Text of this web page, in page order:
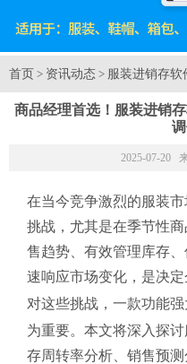
首页 > 资讯动态 > 服装进销存软
商品经理首选！服装进销
2025-07-20
在当今竞争激烈的服装
挑战，尤其是在季节性
售趋势、有效管理库存
速响应市场变化，是决
对这些挑战，一款功能强
为重要。本文将深入探
存周转率分析、销售预